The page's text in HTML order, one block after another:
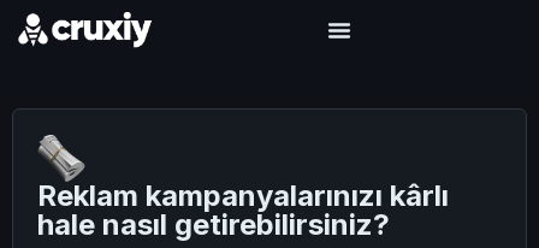
Reklam kampanyalarınızı kârlı
hale nasıl getirebilirsiniz?